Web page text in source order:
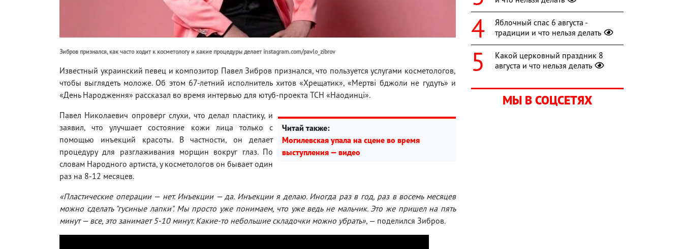
Зибров признался, как часто ходит к косметологу и какие процедуры делает instagram.com/pavlo_zibrov
Известный украинский певец и композитор Павел Зибров признался, что пользуется услугами косметологов,
чтобы выглядеть моложе. Об этом 67-летний исполнитель хитов «Хрещатик», «Мертві бджоли не гудуть» и
«День Народження» рассказал во время интервью для ютуб-проекта ТСН «Наодинці».
Читай также:
Могилевская упала на сцене во время
выступления — видео
Павел Николаевич опроверг слухи, что делал пластику, и
заявил, что улучшает состояние кожи лица только с
помощью инъекций красоты. В частности, он делает
процедуру для разглаживания морщин вокруг глаз. По
словам Народного артиста, у косметологов он бывает один
раз на 8-12 месяцев.
«Пластические операции — нет. Инъекции — да. Инъекции я делаю. Иногда раз в год, раз в восемь месяцев
можно сделать "гусиные лапки". Мы просто уже понимаем, что уже ведь не мальчик. Это же пришел на пять
минут — все, это занимает 5-10 минут. Какие-то небольшие складочки можно убрать», — поделился Зибров.
Яблочный спас 6 августа -
традиции и что нельзя делать
Какой церковный праздник 8
августа и что нельзя делать
МЫ В СОЦСЕТЯХ